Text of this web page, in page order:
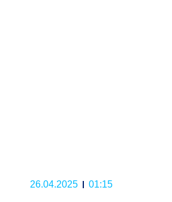
26.04.2025 01:15